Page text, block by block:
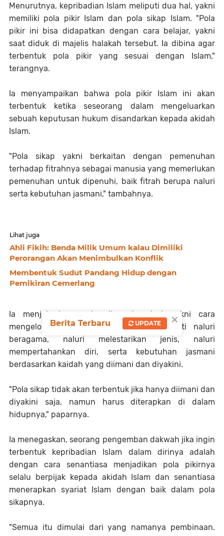
Menurutnya, kepribadian Islam meliputi dua hal, yakni
memiliki pola pikir Islam dan pola sikap Islam. "Pola
pikir ini bisa didapatkan dengan cara belajar, yakni
saat diduk di majelis halakah tersebut. Ia dibina agar
terbentuk pola pikir yang sesuai dengan Islam,"
terangnya.
Ia menyampaikan bahwa pola pikir Islam ini akan
terbentuk ketika seseorang dalam mengeluarkan
sebuah keputusan hukum disandarkan kepada akidah
Islam.
"Pola sikap yakni berkaitan dengan pemenuhan
terhadap fitrahnya sebagai manusia yang memerlukan
pemenuhan untuk dipenuhi, baik fitrah berupa naluri
serta kebutuhan jasmani," tambahnya.
Lihat juga
Ahli Fikih: Benda Milik Umum kalau Dimiliki
Perorangan Akan Menimbulkan Konflik
Membentuk Sudut Pandang Hidup dengan
Pemikiran Cemerlang
Ia menjabarkan, pola sikap tersebut yakni cara
mengelola untuk memenuhi naluri seperti naluri
beragama, naluri melestarikan jenis, naluri
mempertahankan diri, serta kebutuhan jasmani
berdasarkan kaidah yang diimani dan diyakini.
"Pola sikap tidak akan terbentuk jika hanya diimani dan
diyakini saja, namun harus diterapkan di dalam
hidupnya," paparnya.
Ia menegaskan, seorang pengemban dakwah jika ingin
terbentuk kepribadian Islam dalam dirinya adalah
dengan cara senantiasa menjadikan pola pikirnya
selalu berpijak kepada akidah Islam dan senantiasa
menerapkan syariat Islam dengan baik dalam pola
sikapnya.
"Semua itu dimulai dari yang namanya pembinaan.
×
Berita Terbaru UPDATE